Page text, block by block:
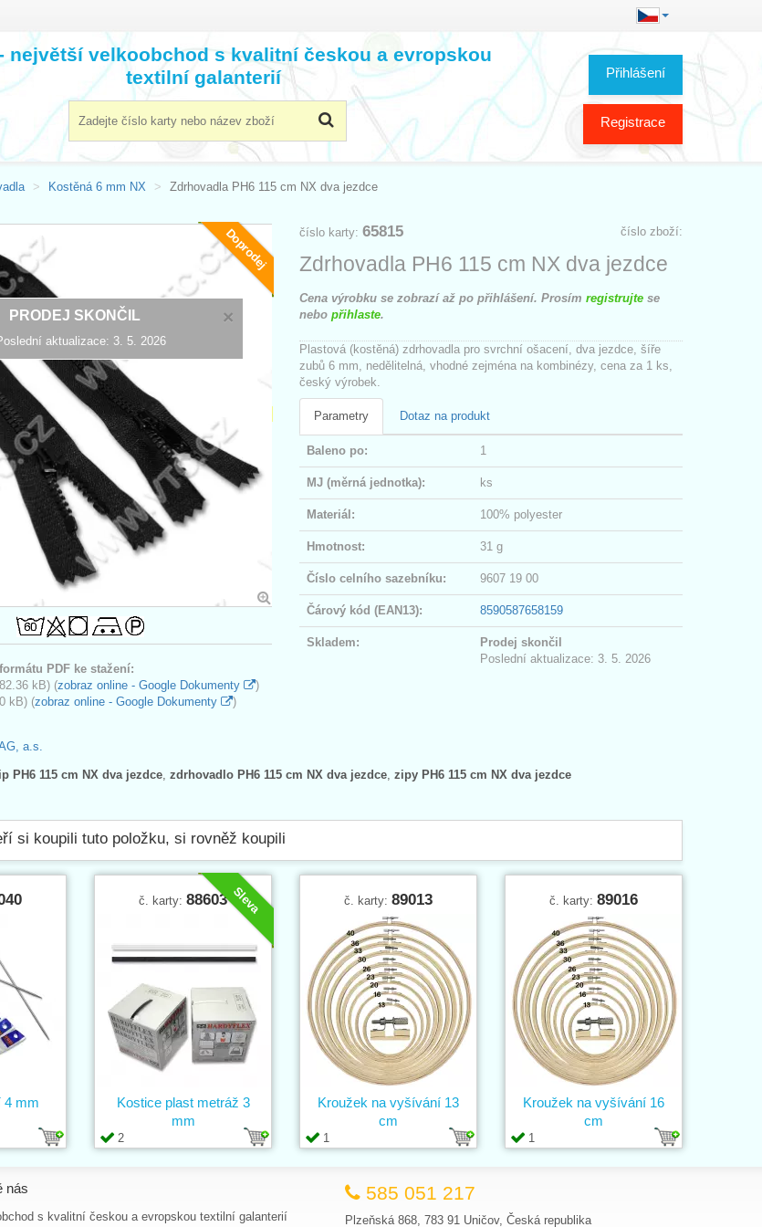
Přihlášení
Registrace
největší velkoobchod s kvalitní českou a evropskou
textilní galanterií
Kostěná 6 mm NX Zdrhovadla PH6 115 cm NX dva jezdce
Doprodej
×
PRODEJ SKONČIL
aktualizace: 3. 5. 2026
číslo zboží:
číslo karty: 65815
Zdrhovadla PH6 115 cm NX dva jezdce
Cena výrobku se zobrazí až po přihlášení. Prosím registrujte se
nebo přihlaste.
Plastová (kostěná) zdrhovadla pro svrchní ošacení, dva jezdce, šíře
zubů 6 mm, nedělitelná, vhodné zejména na kombinézy, cena za 1 ks,
český výrobek.
Parametry Dotaz na produkt
Baleno po: 1
MJ (měrná jednotka): ks
Materiál: 100% polyester
Hmotnost: 31 g
Číslo celního sazebníku: 9607 19 00
Čárový kód (EAN13): 8590587658159
Skladem:
Prodej skončil
Poslední aktualizace: 3. 5. 2026
PDF ke stažení:
kB) (zobraz online - Google Dokumenty
)
kB) (zobraz online - Google Dokumenty )
a.s.
PH6 115 cm NX dva jezdce zdrhovadlo PH6 115 cm NX dva jezdce zipy PH6 115 cm NX dva jezdce
si koupili tuto položku, si rovněž koupili
4 mm
Sleva
č. karty: 88603
2
Kostice plast metráž 3
mm
č. karty: 89013
1
Kroužek na vyšívání 13
cm
č. karty: 89016
1
Kroužek na vyšívání 16
cm
nás
s kvalitní českou a evropskou textilní galanterií
585 051 217
Plzeňská 868, 783 91 Uničov, Česká republika